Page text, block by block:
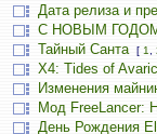
Дата релиза и
С НОВЫМ
Тайный Санта
[ 1
X4: Tides of
Изменения
Мод FreeLancer:
День Рождения